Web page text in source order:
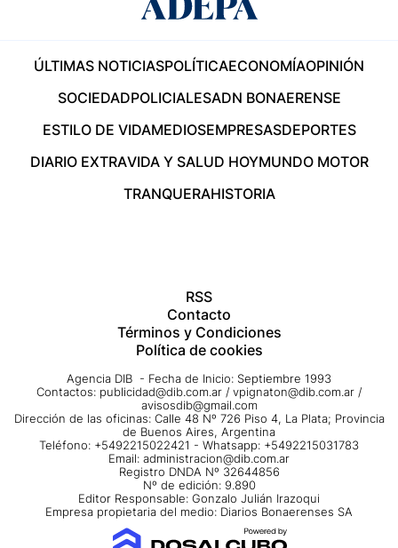
ÚLTIMAS NOTICIASPOLÍTICAECONOMÍAOPINIÓN
SOCIEDADPOLICIALESADN BONAERENSE
ESTILO DE VIDAMEDIOSEMPRESASDEPORTES
DIARIO EXTRAVIDA Y SALUD HOYMUNDO MOTOR
TRANQUERAHISTORIA
RSS
Contacto
Términos y Condiciones
Política de cookies
Agencia DIB - Fecha de Inicio: Septiembre 1993
Contactos: publicidad@dib.com.ar / vpignaton@dib.com.ar /
avisosdib@gmail.com
Dirección de las oficinas: Calle 48 Nº 726 Piso 4, La Plata; Provincia
de Buenos Aires, Argentina
Teléfono: +5492215022421 - Whatsapp: +5492215031783
Email: administracion@dib.com.ar
Registro DNDA Nº 32644856
Nº de edición: 9.890
Editor Responsable: Gonzalo Julián Irazoqui
Empresa propietaria del medio: Diarios Bonaerenses SA